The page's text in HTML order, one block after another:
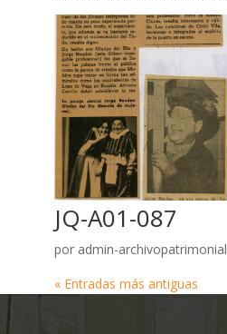
JQ-A01-087
por admin-archivopatrimonial
« Entradas más antiguas